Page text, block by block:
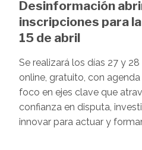
Desinformación
inscripciones para
15 de abril
Se realizará los días 27 y
online, gratuito, con
foco en ejes clave que
confianza en disputa,
innovar para actuar y